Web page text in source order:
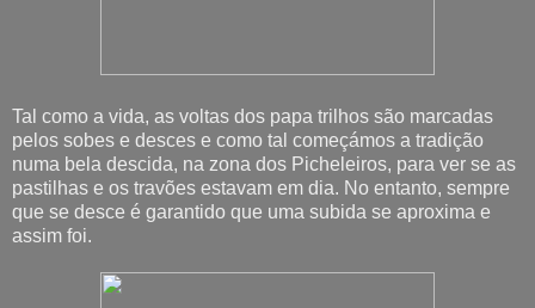
Tal como a vida, as voltas dos papa trilhos são marcadas
pelos sobes e desces e como tal começámos a tradição
numa bela descida, na zona dos Picheleiros, para ver se as
pastilhas e os travões estavam em dia. No entanto, sempre
que se desce é garantido que uma subida se aproxima e
assim foi.